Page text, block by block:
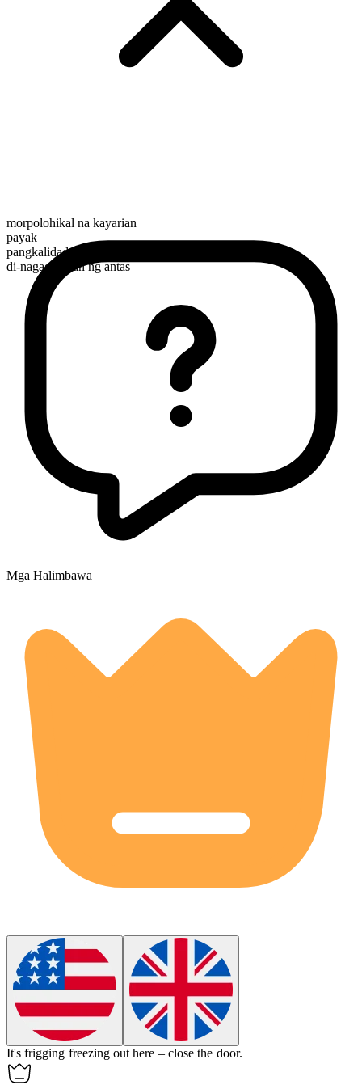
morpolohikal na kayarian
payak
pangkalidad
di-nagagamitan ng antas
Mga Halimbawa
It's frigging freezing out here – close the door.